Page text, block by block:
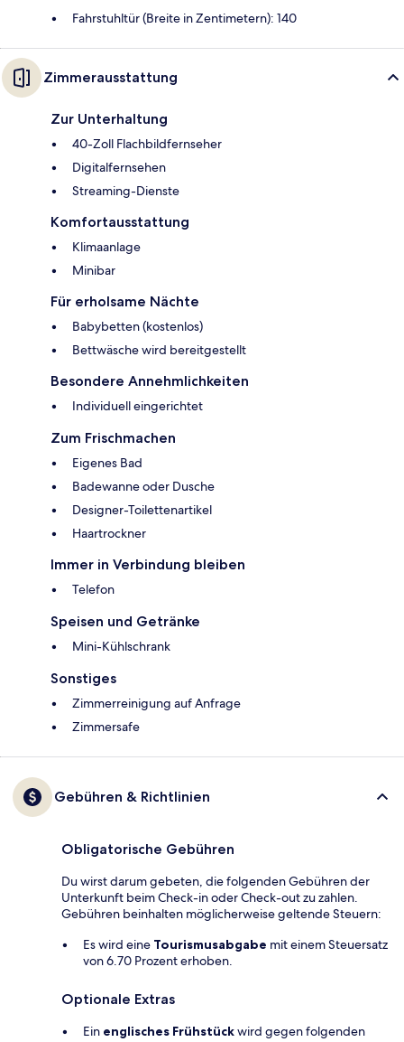
Fahrstuhltür (Breite in Zentimetern): 140
Zimmerausstattung
Zur Unterhaltung
40-Zoll Flachbildfernseher
Digitalfernsehen
Streaming-Dienste
Komfortausstattung
Klimaanlage
Minibar
Für erholsame Nächte
Babybetten (kostenlos)
Bettwäsche wird bereitgestellt
Besondere Annehmlichkeiten
Individuell eingerichtet
Zum Frischmachen
Eigenes Bad
Badewanne oder Dusche
Designer-Toilettenartikel
Haartrockner
Immer in Verbindung bleiben
Telefon
Speisen und Getränke
Mini-Kühlschrank
Sonstiges
Zimmerreinigung auf Anfrage
Zimmersafe
Gebühren & Richtlinien
Obligatorische Gebühren
Du wirst darum gebeten, die folgenden Gebühren der
Unterkunft beim Check-in oder Check-out zu zahlen.
Gebühren beinhalten möglicherweise geltende Steuern:
Es wird eine Tourismusabgabe mit einem Steuersatz
von 6.70 Prozent erhoben.
Optionale Extras
Ein englisches Frühstückwird gegen folgenden